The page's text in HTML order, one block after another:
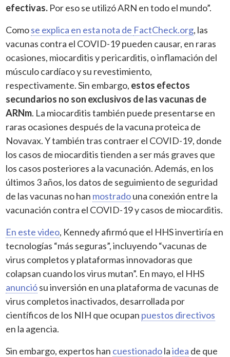
efectivas. Por eso se utilizó ARN en todo el mundo”.
Comose explica en esta nota de FactCheck.org, las
vacunas contra el COVID-19 pueden causar, en raras
ocasiones, miocarditis y pericarditis, o inflamación del
músculo cardíaco y su revestimiento,
respectivamente. Sin embargo, estos efectos
secundarios no son exclusivos de las vacunas de
ARNm. La miocarditis también puede presentarse en
raras ocasiones después de la vacuna proteica de
Novavax. Y también tras contraer el COVID-19, donde
los casos de miocarditis tienden a ser más graves que
los casos posteriores a la vacunación. Además, en los
últimos 3 años, los datos de seguimiento de seguridad
de las vacunas no han mostradouna conexión entre la
vacunación contra el COVID-19 y casos de miocarditis.
En este video, Kennedy afirmó que el HHS invertiría en
tecnologías “más seguras”, incluyendo “vacunas de
virus completos y plataformas innovadoras que
colapsan cuando los virus mutan”. En mayo, el HHS
anunciósu inversión en una plataforma de vacunas de
virus completos inactivados, desarrollada por
científicos de los NIH que ocupan puestos directivos
en la agencia.
Sin embargo, expertos han cuestionadolaidea de que